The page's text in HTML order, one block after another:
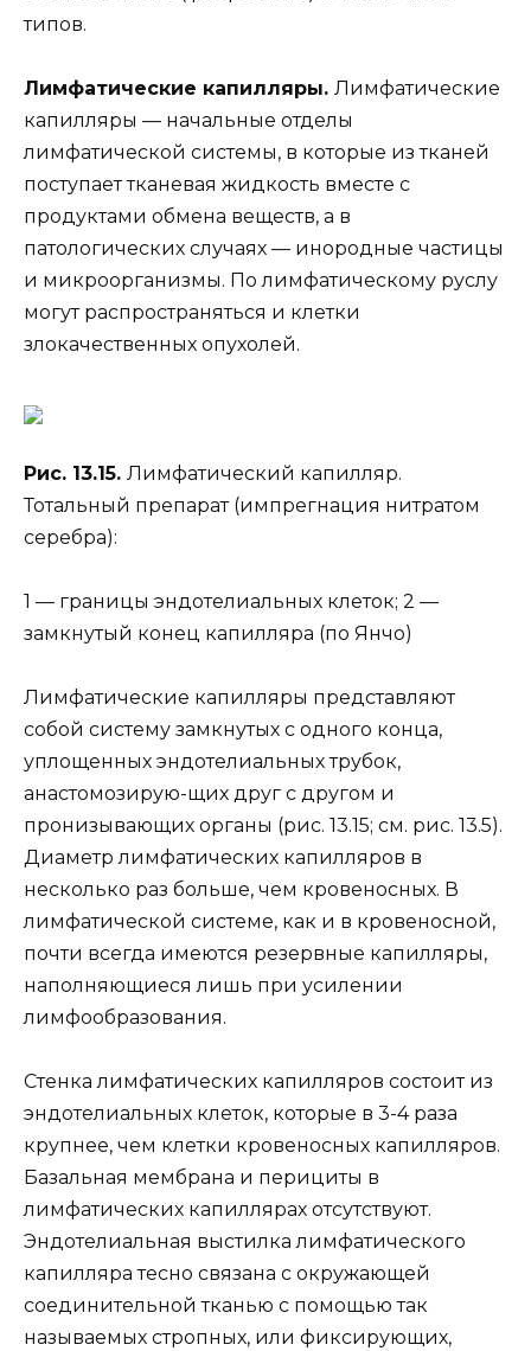
типов.
Лимфатические капилляры. Лимфатические
капилляры — начальные отделы
лимфатической системы, в которые из тканей
поступает тканевая жидкость вместе с
продуктами обмена веществ, а в
патологических случаях — инородные частицы
и микроорганизмы. По лимфатическому руслу
могут распространяться и клетки
злокачественных опухолей.
Рис. 13.15. Лимфатический капилляр.
Тотальный препарат (импрегнация нитратом
серебра):
1 — границы эндотелиальных клеток; 2 —
замкнутый конец капилляра (по Янчо)
Лимфатические капилляры представляют
собой систему замкнутых с одного конца,
уплощенных эндотелиальных трубок,
анастомозирую-щих друг с другом и
пронизывающих органы (рис. 13.15; см. рис. 13.5).
Диаметр лимфатических капилляров в
несколько раз больше, чем кровеносных. В
лимфатической системе, как и в кровеносной,
почти всегда имеются резервные капилляры,
наполняющиеся лишь при усилении
лимфообразования.
Стенка лимфатических капилляров состоит из
эндотелиальных клеток, которые в 3-4 раза
крупнее, чем клетки кровеносных капилляров.
Базальная мембрана и перициты в
лимфатических капиллярах отсутствуют.
Эндотелиальная выстилка лимфатического
капилляра тесно связана с окружающей
соединительной тканью с помощью так
называемых стропных, или фиксирующих,